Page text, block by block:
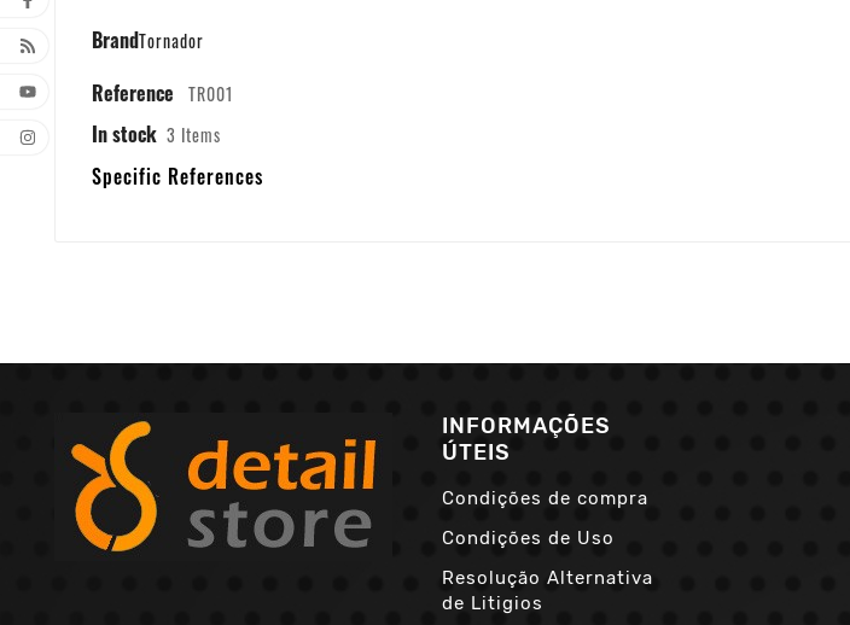
BrandTornador
Reference TR001
In stock 3 Items
Specific References
INFORMAÇÕES
ÚTEIS
Condições de compra
Condições de Uso
Resolução Alternativa
de Litigios